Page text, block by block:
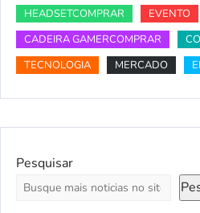
HEADSETCOMPRAR
EVENTO
CADEIRA GAMERCOMPRAR
TECNOLOGIA
MERCADO
Pesquisar